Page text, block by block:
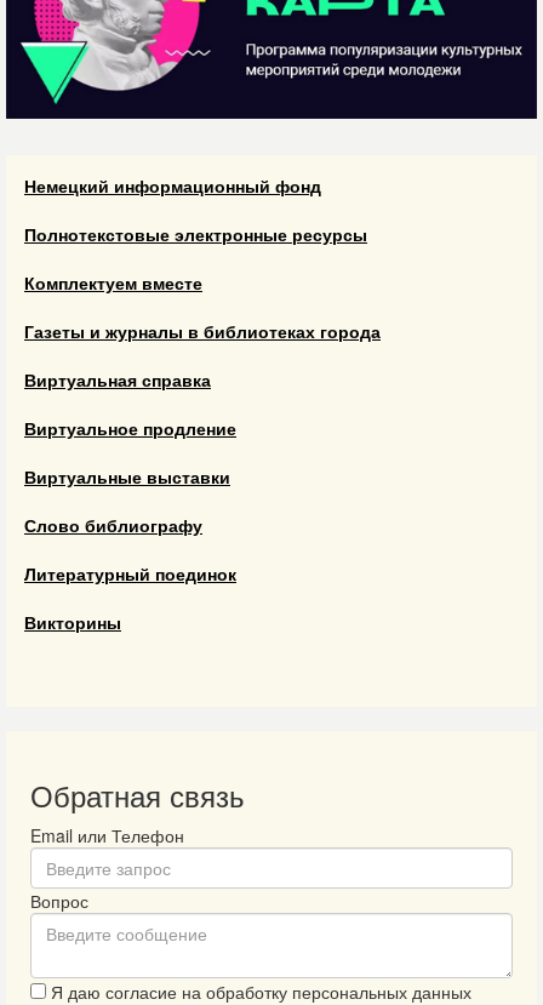
Немецкий информационный фонд
Полнотекстовые электронные ресурсы
Комплектуем вместе
Газеты и журналы в библиотеках города
Виртуальная справка
Виртуальное продление
Виртуальные выставки
Слово библиографу
Литературный поединок
Викторины
Обратная связь
Email или Телефон
Вопрос
Я даю согласие на обработку персональных данных